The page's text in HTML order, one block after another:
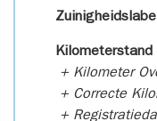
Kilometerstand
+ Kilometer
+ Correcte
+